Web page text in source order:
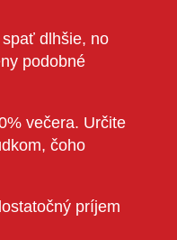
dlhšie, no
podobné
večera. Určite
čoho
príjem